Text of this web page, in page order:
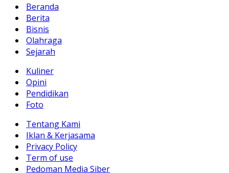
Beranda
Berita
Bisnis
Olahraga
Sejarah
Kuliner
Opini
Pendidikan
Foto
Tentang Kami
Iklan & Kerjasama
Privacy Policy
Term of use
Pedoman Media Siber